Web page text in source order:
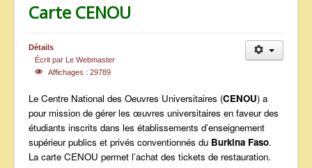
Carte CENOU
Détails
Écrit par Le Webmaster
Affichages : 29789
Le Centre National des Oeuvres Universitaires (CENOU) a
pour mission de gérer les œuvres universitaires en faveur des
étudiants inscrits dans les établissements d’enseignement
supérieur publics et privés conventionnés du Burkina Faso.
La carte CENOU permet l’achat des tickets de restauration.